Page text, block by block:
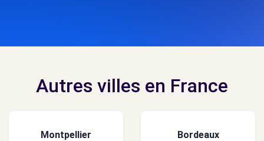
Autres villes en France
Montpellier Bordeaux